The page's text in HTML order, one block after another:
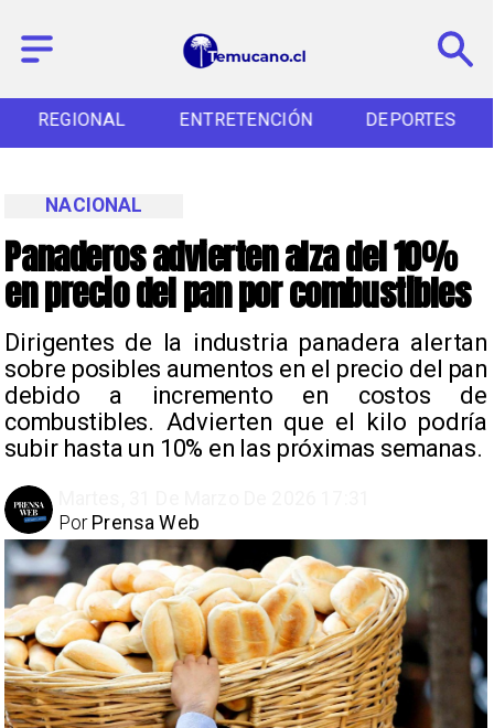
REGIONAL ENTRETENCIÓN DEPORTES
Panaderos advierten alza del 10%
en precio del pan por combustibles
Dirigentes de la industria panadera alertan
sobre posibles aumentos en el precio del pan
debido a incremento en costos de
combustibles. Advierten que el kilo podría
subir hasta un 10% en las próximas semanas.
NACIONAL
Prensa Web
Por